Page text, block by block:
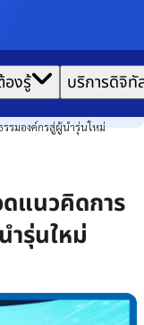
องรู้ บริการดิจิทั
รมองค์กรสู่ผู้นำรุ่นใหม่
แนวคิดการ
รุ่นใหม่
การใช้งานเว็บไซต์ที่ดีที่สุดให้
กี้ทั้งหมด